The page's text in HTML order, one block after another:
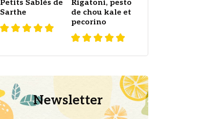
Petits Sablés de
Sarthe
Rigatoni, pesto
de chou kale et
pecorino
Newsletter